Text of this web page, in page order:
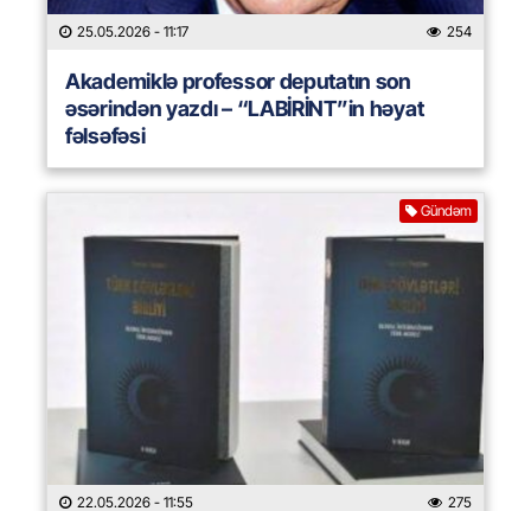
25.05.2026 - 11:17 254
Akademiklə professor deputatın son
əsərindən yazdı – “LABİRİNT”in həyat
fəlsəfəsi
Gündəm
22.05.2026 - 11:55 275